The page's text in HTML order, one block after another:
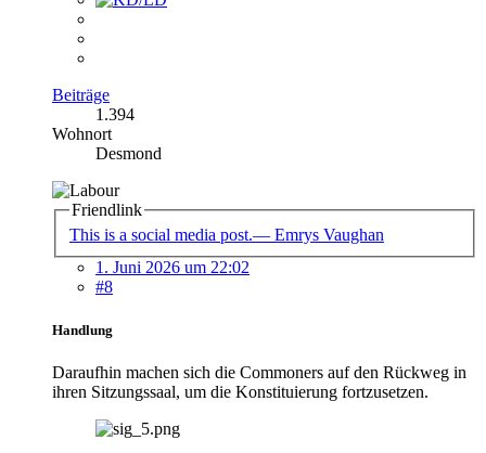
Beiträge
1.394
Wohnort
Desmond
Friendlink
This is a social media post.— Emrys Vaughan
1. Juni 2026 um 22:02
#8
Handlung
Daraufhin machen sich die Commoners auf den Rückweg in
ihren Sitzungssaal, um die Konstituierung fortzusetzen.